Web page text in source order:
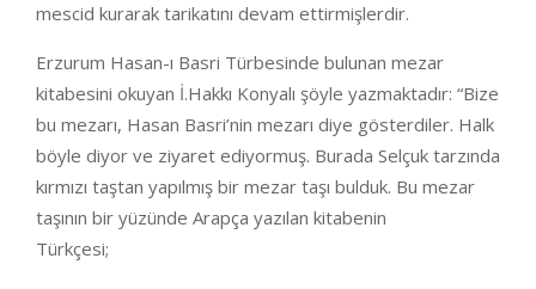
mescid kurarak tarikatını devam ettirmişlerdir.
Erzurum Hasan-ı Basri Türbesinde bulunan mezar
kitabesini okuyan İ.Hakkı Konyalı şöyle yazmaktadır: “Bize
bu mezarı, Hasan Basri’nin mezarı diye gösterdiler. Halk
böyle diyor ve ziyaret ediyormuş. Burada Selçuk tarzında
kırmızı taştan yapılmış bir mezar taşı bulduk. Bu mezar
taşının bir yüzünde Arapça yazılan kitabenin
Türkçesi;